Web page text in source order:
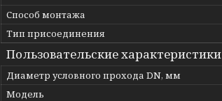
Способ монтажа
Тип присоединения
Пользовательские характеристики
Диаметр условного прохода DN, мм
Модель